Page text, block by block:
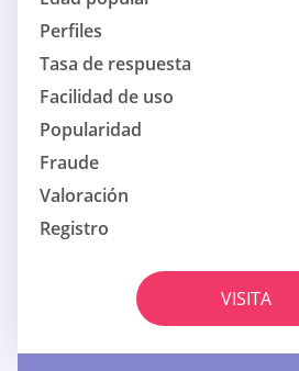
Perfiles
Tasa de respuesta
Facilidad de uso
Popularidad
Fraude
Valoración
Registro
VISITA